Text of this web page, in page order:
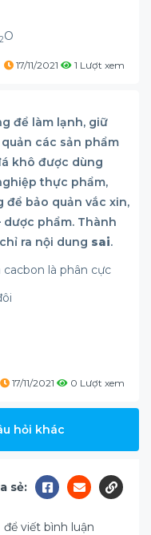
2O
17/11/2021 1 Lượt xem
để làm lạnh, giữ
các sản phẩm
khô được dùng
thực phẩm,
để bảo quản vắc xin,
phẩm. Thành
ra nội dung sai.
cacbon là phân cực
17/11/2021 0 Lượt xem
hỏi khác
sẻ:
để viết bình luận